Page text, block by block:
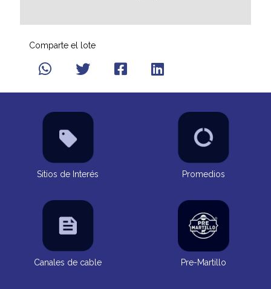
Comparte el lote
Sitios de Interés Promedios
Canales de cable Pre-Martillo